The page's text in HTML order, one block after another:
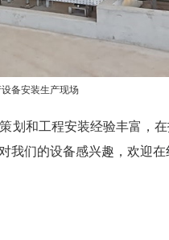
备安装生产现场
划和工程安装经验丰富，
我们的设备感兴趣，欢迎在